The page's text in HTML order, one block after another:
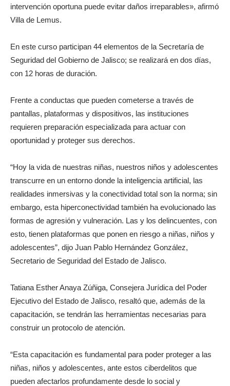
intervención oportuna puede evitar daños irreparables», afirmó
Villa de Lemus.
En este curso participan 44 elementos de la Secretaría de
Seguridad del Gobierno de Jalisco; se realizará en dos días,
con 12 horas de duración.
Frente a conductas que pueden cometerse a través de
pantallas, plataformas y dispositivos, las instituciones
requieren preparación especializada para actuar con
oportunidad y proteger sus derechos.
“Hoy la vida de nuestras niñas, nuestros niños y adolescentes
transcurre en un entorno donde la inteligencia artificial, las
realidades inmersivas y la conectividad total son la norma; sin
embargo, esta hiperconectividad también ha evolucionado las
formas de agresión y vulneración. Las y los delincuentes, con
esto, tienen plataformas que ponen en riesgo a niñas, niños y
adolescentes”, dijo Juan Pablo Hernández González,
Secretario de Seguridad del Estado de Jalisco.
Tatiana Esther Anaya Zúñiga, Consejera Jurídica del Poder
Ejecutivo del Estado de Jalisco, resaltó que, además de la
capacitación, se tendrán las herramientas necesarias para
construir un protocolo de atención.
“Esta capacitación es fundamental para poder proteger a las
niñas, niños y adolescentes, ante estos ciberdelitos que
pueden afectarlos profundamente desde lo social y